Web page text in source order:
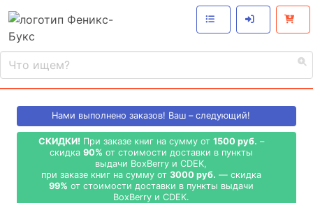
Нами выполнено заказов! Ваш – следующий!
СКИДКИ! При заказе книг на сумму от 1500 руб. –
скидка 90% от стоимости доставки в пункты
выдачи BoxBerry и CDEK,
при заказе книг на сумму от 3000 руб. — скидка
99% от стоимости доставки в пункты выдачи
BoxBerry и CDEK.